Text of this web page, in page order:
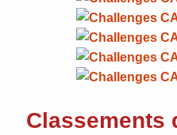
Classements